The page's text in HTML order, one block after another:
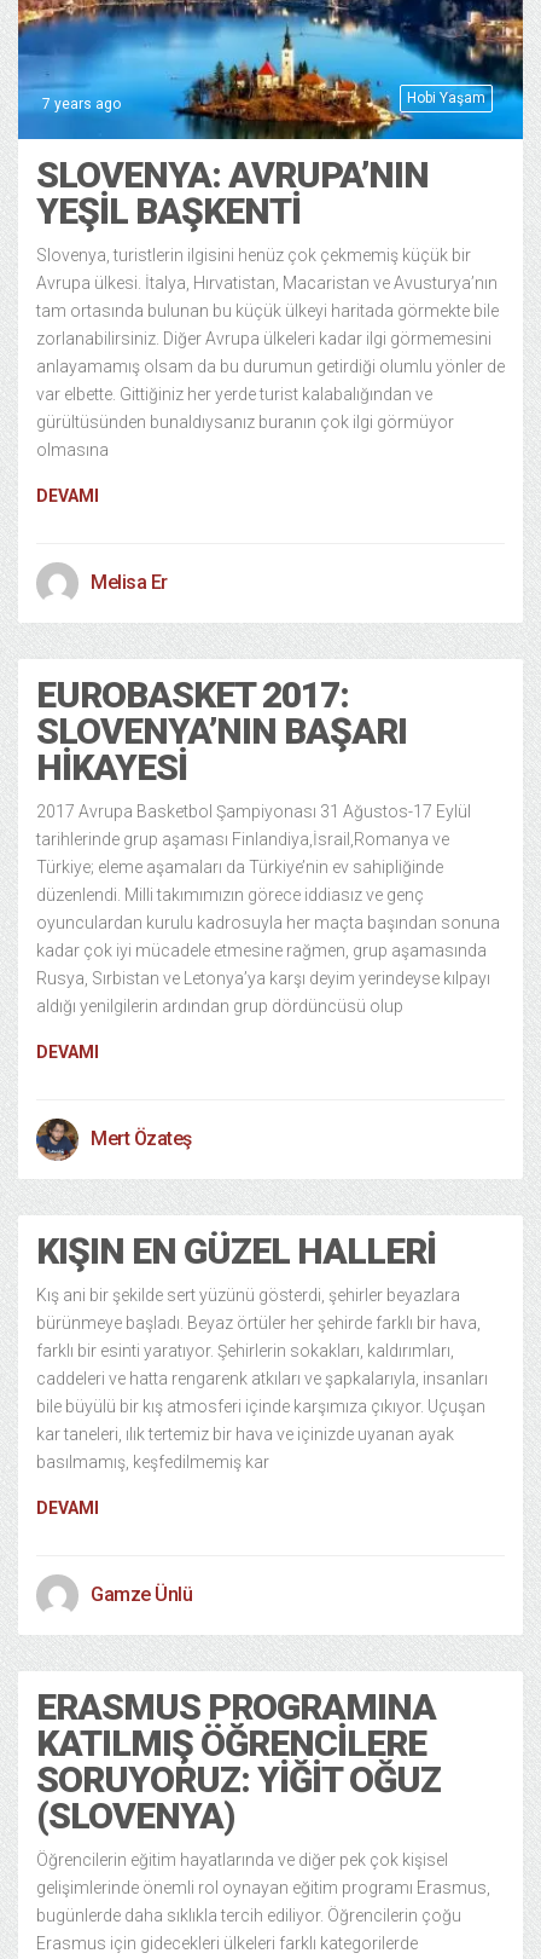
Hobi Yaşam
7 years ago
SLOVENYA: AVRUPA’NIN
YEŞIL BAŞKENTI
Slovenya, turistlerin ilgisini henüz çok çekmemiş küçük bir
Avrupa ülkesi. İtalya, Hırvatistan, Macaristan ve Avusturya’nın
tam ortasında bulunan bu küçük ülkeyi haritada görmekte bile
zorlanabilirsiniz. Diğer Avrupa ülkeleri kadar ilgi görmemesini
anlayamamış olsam da bu durumun getirdiği olumlu yönler de
var elbette. Gittiğiniz her yerde turist kalabalığından ve
gürültüsünden bunaldıysanız buranın çok ilgi görmüyor
olmasına
DEVAMI
Melisa Er
EUROBASKET 2017:
SLOVENYA’NIN BAŞARI
HIKAYESI
2017 Avrupa Basketbol Şampiyonası 31 Ağustos-17 Eylül
tarihlerinde grup aşaması Finlandiya,İsrail,Romanya ve
Türkiye; eleme aşamaları da Türkiye’nin ev sahipliğinde
düzenlendi. Milli takımımızın görece iddiasız ve genç
oyunculardan kurulu kadrosuyla her maçta başından sonuna
kadar çok iyi mücadele etmesine rağmen, grup aşamasında
Rusya, Sırbistan ve Letonya’ya karşı deyim yerindeyse kılpayı
aldığı yenilgilerin ardından grup dördüncüsü olup
DEVAMI
Mert Özateş
KIŞIN EN GÜZEL HALLERI
Kış ani bir şekilde sert yüzünü gösterdi, şehirler beyazlara
bürünmeye başladı. Beyaz örtüler her şehirde farklı bir hava,
farklı bir esinti yaratıyor. Şehirlerin sokakları, kaldırımları,
caddeleri ve hatta rengarenk atkıları ve şapkalarıyla, insanları
bile büyülü bir kış atmosferi içinde karşımıza çıkıyor. Uçuşan
kar taneleri, ılık tertemiz bir hava ve içinizde uyanan ayak
basılmamış, keşfedilmemiş kar
DEVAMI
Gamze Ünlü
ERASMUS PROGRAMINA
KATILMIŞ ÖĞRENCILERE
SORUYORUZ: YIĞIT OĞUZ
(SLOVENYA)
Öğrencilerin eğitim hayatlarında ve diğer pek çok kişisel
gelişimlerinde önemli rol oynayan eğitim programı Erasmus,
bugünlerde daha sıklıkla tercih ediliyor. Öğrencilerin çoğu
Erasmus için gidecekleri ülkeleri farklı kategorilerde